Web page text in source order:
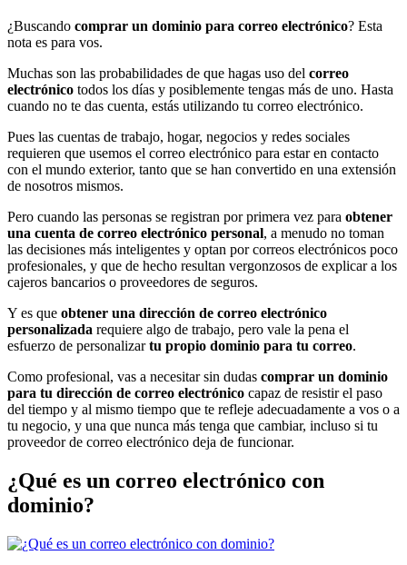
¿Buscando comprar un dominio para correo electrónico? Esta
nota es para vos.
Muchas son las probabilidades de que hagas uso del correo
electrónico todos los días y posiblemente tengas más de uno. Hasta
cuando no te das cuenta, estás utilizando tu correo electrónico.
Pues las cuentas de trabajo, hogar, negocios y redes sociales
requieren que usemos el correo electrónico para estar en contacto
con el mundo exterior, tanto que se han convertido en una extensión
de nosotros mismos.
Pero cuando las personas se registran por primera vez para obtener
una cuenta de correo electrónico personal, a menudo no toman
las decisiones más inteligentes y optan por correos electrónicos poco
profesionales, y que de hecho resultan vergonzosos de explicar a los
cajeros bancarios o proveedores de seguros.
Y es que obtener una dirección de correo electrónico
personalizada requiere algo de trabajo, pero vale la pena el
esfuerzo de personalizartu propio dominio para tu correo.
Como profesional, vas a necesitar sin dudas comprar un dominio
para tu dirección de correo electrónico capaz de resistir el paso
del tiempo y al mismo tiempo que te refleje adecuadamente a vos o a
tu negocio, y una que nunca más tenga que cambiar, incluso si tu
proveedor de correo electrónico deja de funcionar.
¿Qué es un correo electrónico con
dominio?